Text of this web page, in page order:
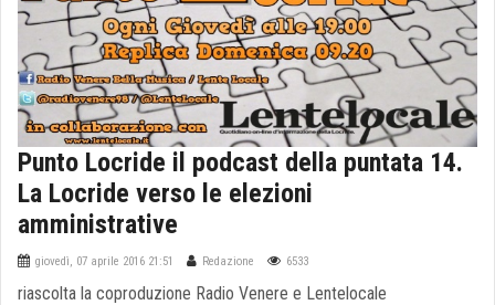
Punto Locride il podcast della puntata 14.
La Locride verso le elezioni
amministrative
giovedì, 07 aprile 2016 21:51 Redazione 6533
riascolta la coproduzione Radio Venere e Lentelocale